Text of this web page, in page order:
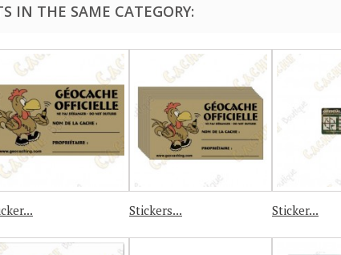
IN THE SAME CATEGORY:
Stickers... Sticker...